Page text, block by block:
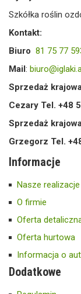
Szkółka roślin
Kontakt:
Biuro 81 75 77
Mail:
Sprzedaż
Cezary Tel. +48
Sprzedaż
Grzegorz Tel.
Informacje
Nasze realizacje
O firmie
Oferta
Oferta hurtowa
Informacja o
Dodatkowe